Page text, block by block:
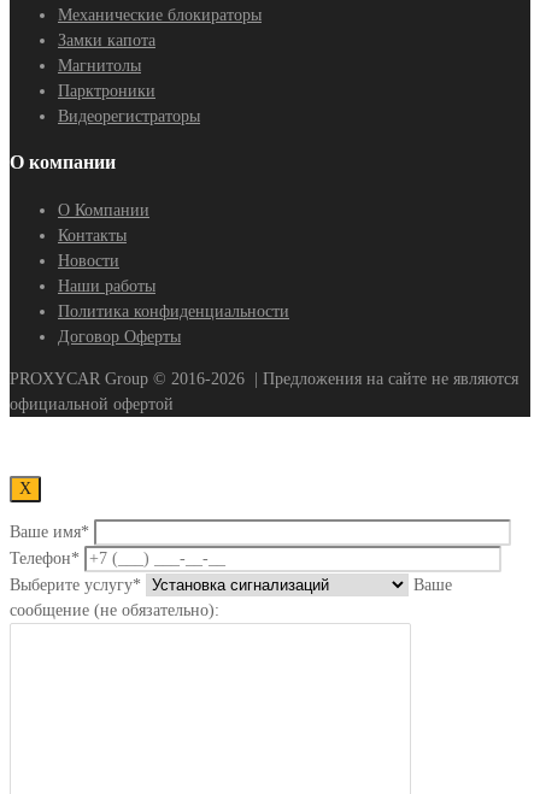
Механические блокираторы
Замки капота
Магнитолы
Парктроники
Видеорегистраторы
О компании
О Компании
Контакты
Новости
Наши работы
Политика конфиденциальности
Договор Оферты
PROXYCAR Group © 2016-2026
| Предложения на сайте не являются
официальной офертой
Х
Ваше имя*
Телефон*
Выберите услугу*
Ваше
сообщение (не обязательно):